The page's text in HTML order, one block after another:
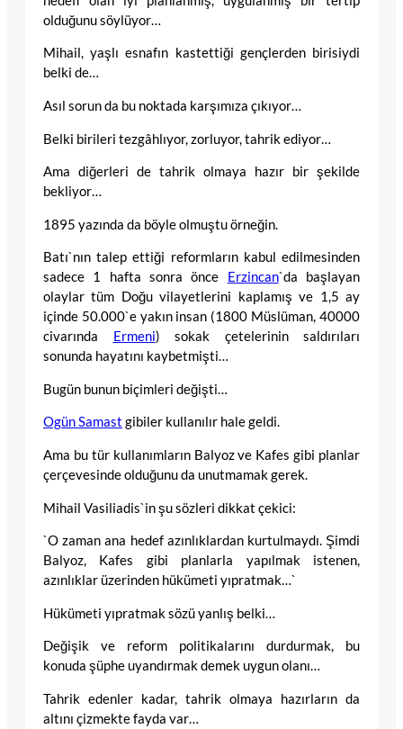
olduğunu söylüyor…
Mihail, yaşlı esnafın kastettiği gençlerden birisiydi
belki de…
Asıl sorun da bu noktada karşımıza çıkıyor…
Belki birileri tezgâhlıyor, zorluyor, tahrik ediyor…
Ama diğerleri de tahrik olmaya hazır bir şekilde
bekliyor…
1895 yazında da böyle olmuştu örneğin.
Batı`nın talep ettiği reformların kabul edilmesinden
sadece 1 hafta sonra önce Erzincan`da başlayan
olaylar tüm Doğu vilayetlerini kaplamış ve 1,5 ay
içinde 50.000`e yakın insan (1800 Müslüman, 40000
civarında Ermeni) sokak çetelerinin saldırıları
sonunda hayatını kaybetmişti…
Bugün bunun biçimleri değişti…
Ogün Samast gibiler kullanılır hale geldi.
Ama bu tür kullanımların Balyoz ve Kafes gibi planlar
çerçevesinde olduğunu da unutmamak gerek.
Mihail Vasiliadis`in şu sözleri dikkat çekici:
`O zaman ana hedef azınlıklardan kurtulmaydı. Şimdi
Balyoz, Kafes gibi planlarla yapılmak istenen,
azınlıklar üzerinden hükümeti yıpratmak…`
Hükümeti yıpratmak sözü yanlış belki…
Değişik ve reform politikalarını durdurmak, bu
konuda şüphe uyandırmak demek uygun olanı…
Tahrik edenler kadar, tahrik olmaya hazırların da
altını çizmekte fayda var…